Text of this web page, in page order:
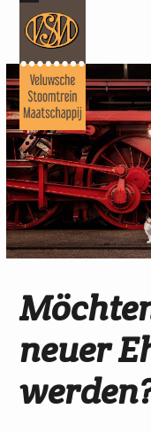
content
Open
mobile
menu
Close
mobile
menu
neuer